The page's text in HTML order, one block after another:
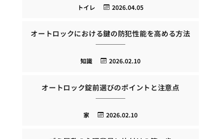
2026.04.05
トイレ
オートロックにおける鍵の防犯性能を高める方法
2026.02.10
知識
オートロック錠前選びのポイントと注意点
2026.02.10
家